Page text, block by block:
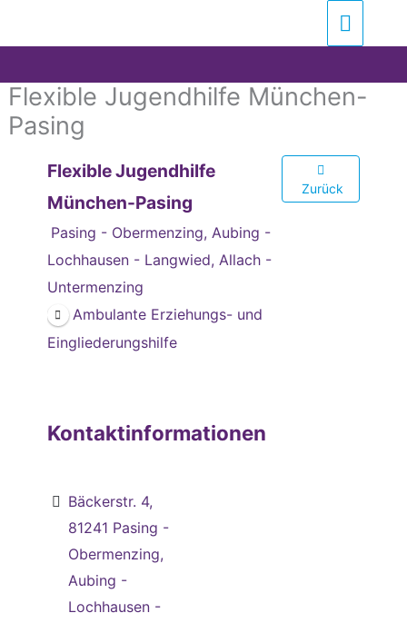
Flexible Jugendhilfe München-
Pasing
Flexible Jugendhilfe
München-Pasing
Pasing - Obermenzing, Aubing -
Lochhausen - Langwied, Allach -
Untermenzing
Ambulante Erziehungs- und
Eingliederungshilfe
Zurück
Kontaktinformationen
Bäckerstr. 4,
81241 Pasing -
Obermenzing,
Aubing -
Lochhausen -